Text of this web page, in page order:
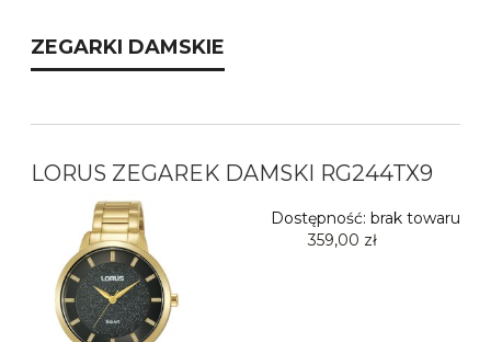
ZEGARKI DAMSKIE
LORUS ZEGAREK DAMSKI RG244TX9
Dostępność: brak towaru
359,00 zł